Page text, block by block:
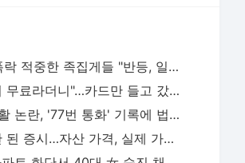
'삼전닉스' 폭락 적중한 족집게들 "반등, 일회성 아니다"면서... AI 과잉투자엔 '우려'
"공항 라운지 무료라더니"…카드만 들고 갔다간 '헛걸음'
황정민 사생활 논란, '77번 통화' 기록에 법조계 주목
버핏 "도박판 된 증시…자산 가격, 실제 가치보다 비싸"